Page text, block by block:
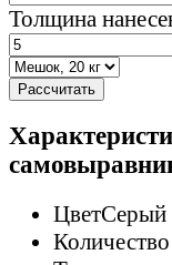
Толщина
Рассчитать
ЦветСерый